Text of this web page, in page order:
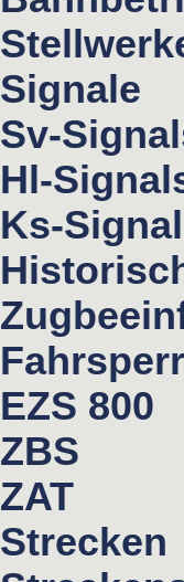
Signale
Sv-
Hl-
Ks-
EZS 800
ZBS
ZAT
Strecken